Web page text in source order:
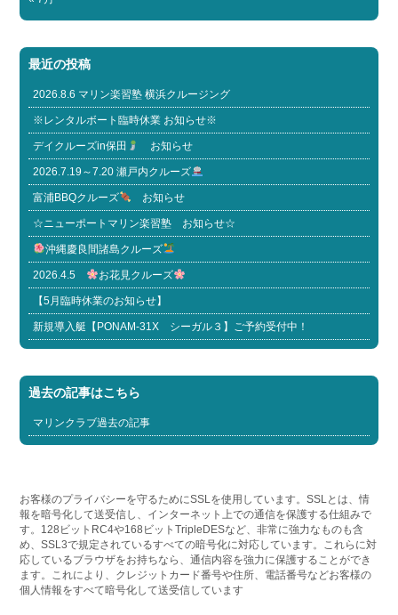
最近の投稿
2026.8.6 マリン楽習塾 横浜クルージング
※レンタルボート臨時休業 お知らせ※
デイクルーズin保田 お知らせ
2026.7.19～7.20 瀬戸内クルーズ
富浦BBQクルーズ お知らせ
☆ニューポートマリン楽習塾 お知らせ☆
沖縄慶良間諸島クルーズ
2026.4.5 お花見クルーズ
【5月臨時休業のお知らせ】
新規導入艇【PONAM-31X シーガル３】ご予約受付中！
過去の記事はこちら
マリンクラブ過去の記事
お客様のプライバシーを守るためにSSLを使用しています。SSLとは、情
報を暗号化して送受信し、インターネット上での通信を保護する仕組みで
す。128ビットRC4や168ビットTripleDESなど、非常に強力なものも含
め、SSL3で規定されているすべての暗号化に対応しています。これらに対
応しているブラウザをお持ちなら、通信内容を強力に保護することができ
ます。これにより、クレジットカード番号や住所、電話番号などお客様の
個人情報をすべて暗号化して送受信しています